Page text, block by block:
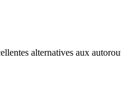
alternatives aux